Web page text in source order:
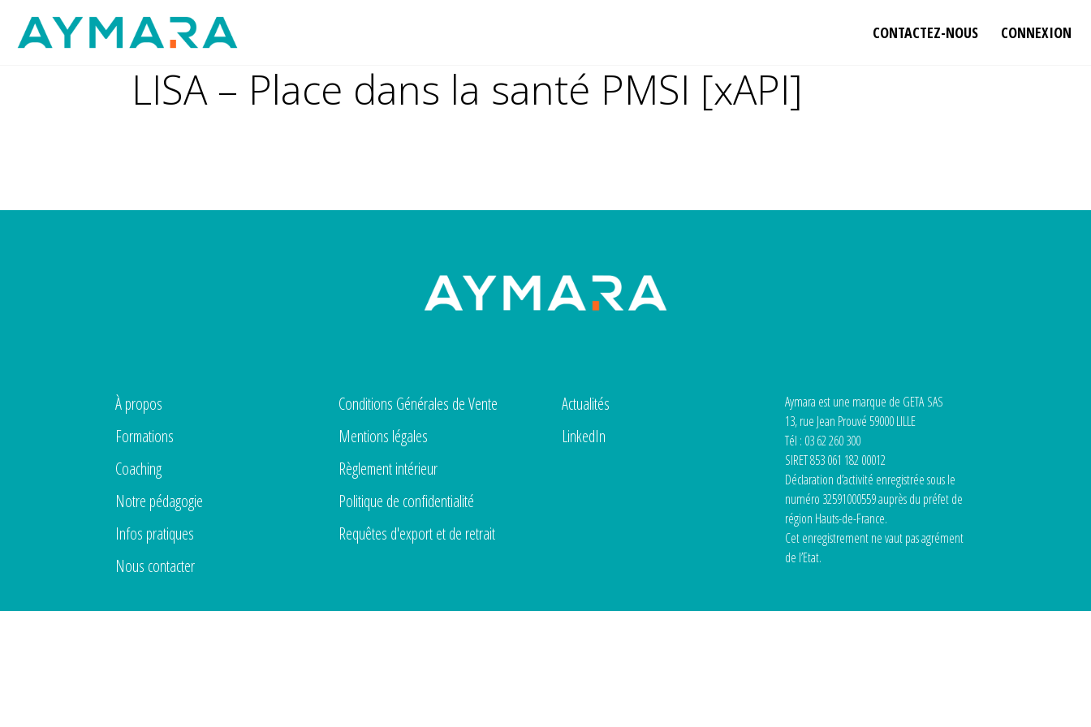
Aller
CONTACTEZ-NOUS CONNEXION
LISA – Place dans la santé PMSI [xAPI]
À propos
Formations
Coaching
Notre pédagogie
Infos pratiques
Nous contacter
Conditions Générales de Vente
Mentions légales
Règlement intérieur
Politique de confidentialité
Requêtes d'export et de retrait
Actualités
LinkedIn
Aymara est une marque de GETA SAS
13, rue Jean Prouvé 59000 LILLE
Tél : 03 62 260 300
SIRET 853 061 182 00012
Déclaration d’activité enregistrée sous le
numéro 32591000559 auprès du préfet de
région Hauts-de-France.
Cet enregistrement ne vaut pas agrément
de l’Etat.